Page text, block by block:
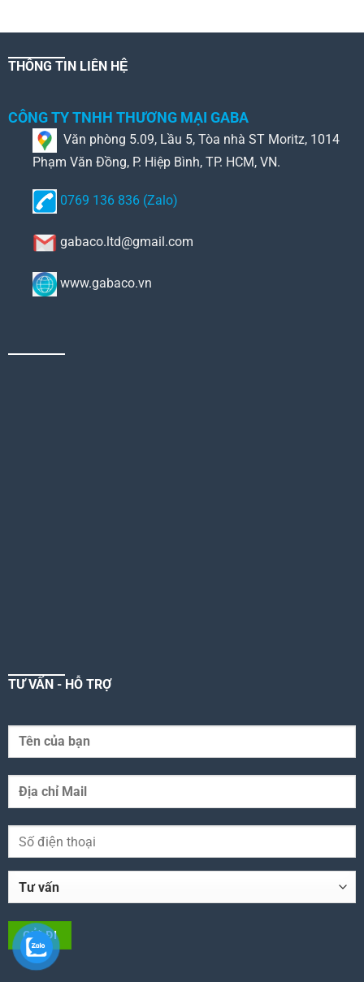
THÔNG TIN LIÊN HỆ
CÔNG TY TNHH THƯƠNG MẠI GABA
Văn phòng 5.09, Lầu 5, Tòa nhà ST Moritz, 1014
Phạm Văn Đồng, P. Hiệp Bình, TP. HCM, VN.
0769 136 836 (Zalo)
gabaco.ltd@gmail.com
www.gabaco.vn
TƯ VẤN - HỖ TRỢ